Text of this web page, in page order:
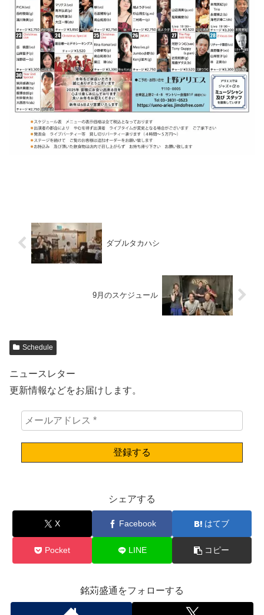
ダブルタカハシ
9月のスケジュール
Schedule
ニュースレター
更新情報などをお届けします。
シェアする
X Facebook はてブ
Pocket LINE コピー
銘苅盛通をフォローする